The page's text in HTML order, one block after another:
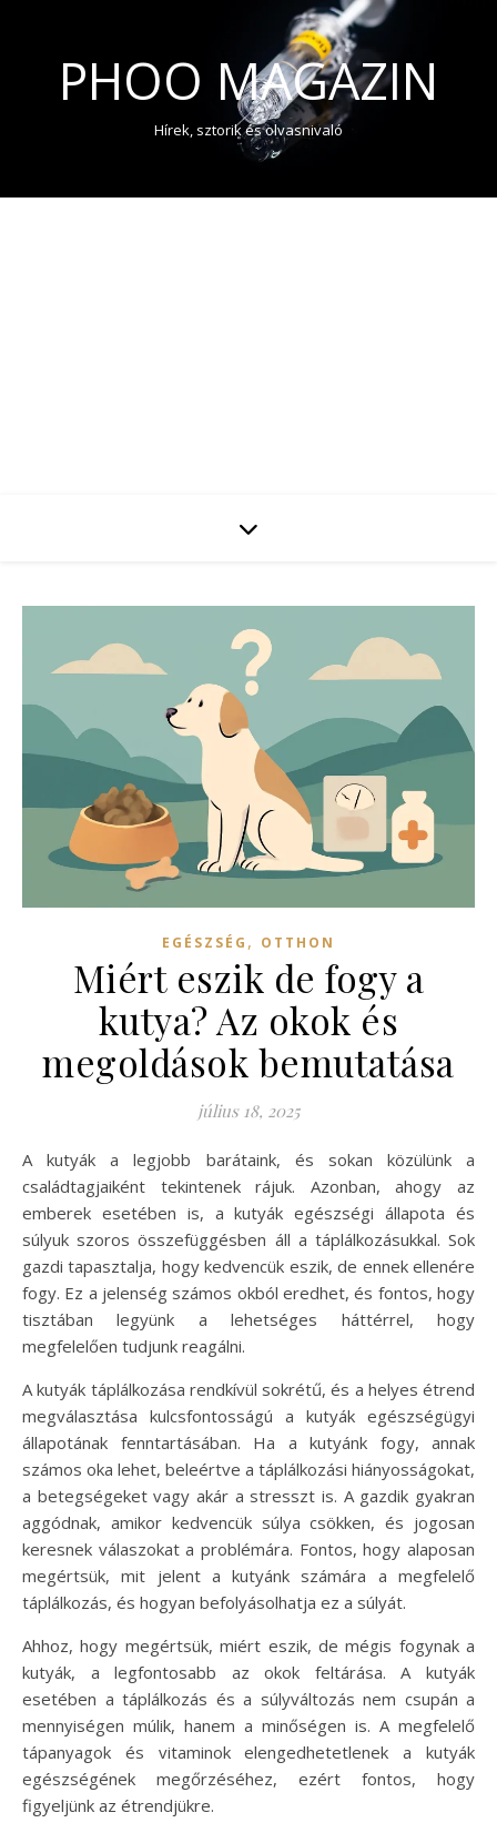
PHOO MAGAZIN
Hírek, sztorik és olvasnivaló
EGÉSZSÉG , OTTHON
Miért eszik de fogy a
kutya? Az okok és
megoldások bemutatása
július 18, 2025
A kutyák a legjobb barátaink, és sokan közülünk a
családtagjaiként tekintenek rájuk. Azonban, ahogy az
emberek esetében is, a kutyák egészségi állapota és
súlyuk szoros összefüggésben áll a táplálkozásukkal. Sok
gazdi tapasztalja, hogy kedvencük eszik, de ennek ellenére
fogy. Ez a jelenség számos okból eredhet, és fontos, hogy
tisztában legyünk a lehetséges háttérrel, hogy
megfelelően tudjunk reagálni.
A kutyák táplálkozása rendkívül sokrétű, és a helyes étrend
megválasztása kulcsfontosságú a kutyák egészségügyi
állapotának fenntartásában. Ha a kutyánk fogy, annak
számos oka lehet, beleértve a táplálkozási hiányosságokat,
a betegségeket vagy akár a stresszt is. A gazdik gyakran
aggódnak, amikor kedvencük súlya csökken, és jogosan
keresnek válaszokat a problémára. Fontos, hogy alaposan
megértsük, mit jelent a kutyánk számára a megfelelő
táplálkozás, és hogyan befolyásolhatja ez a súlyát.
Ahhoz, hogy megértsük, miért eszik, de mégis fogynak a
kutyák, a legfontosabb az okok feltárása. A kutyák
esetében a táplálkozás és a súlyváltozás nem csupán a
mennyiségen múlik, hanem a minőségen is. A megfelelő
tápanyagok és vitaminok elengedhetetlenek a kutyák
egészségének megőrzéséhez, ezért fontos, hogy
figyeljünk az étrendjükre.